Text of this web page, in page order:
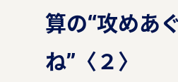
マガジン
算の“攻めあぐ
ね”〈２〉